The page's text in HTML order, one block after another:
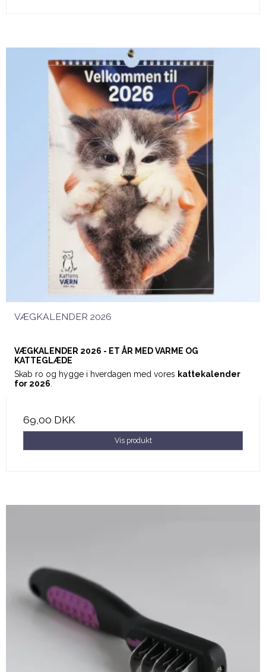
VÆGKALENDER 2026
VÆGKALENDER 2026 - ET ÅR MED VARME OG
KATTEGLÆDE
Skab ro og hygge i hverdagen med vores kattekalender
for 2026.
69,00 DKK
Vis produkt